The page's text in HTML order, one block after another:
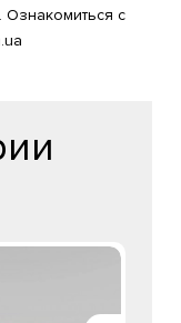
Ознакомиться с